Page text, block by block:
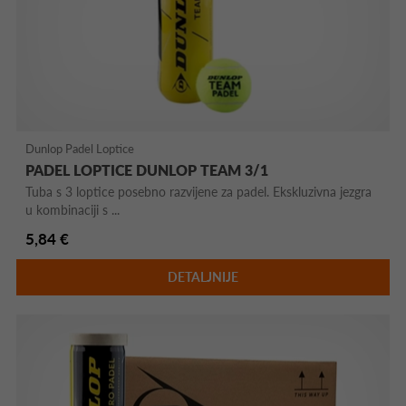
Dunlop Padel Loptice
PADEL LOPTICE DUNLOP TEAM 3/1
Tuba s 3 loptice posebno razvijene za padel. Ekskluzivna jezgra
u kombinaciji s ...
5,84 €
DETALJNIJE